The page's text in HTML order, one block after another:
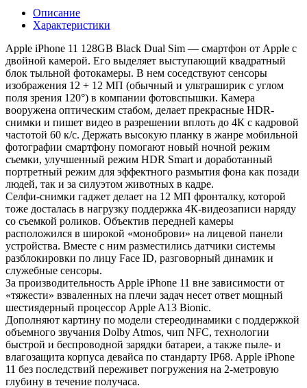
Описание
Характеристики
Apple iPhone 11 128GB Black Dual Sim — смартфон от Apple с
двойной камерой. Его выделяет выступающий квадратный
блок тыльной фотокамеры. В нем соседствуют сенсоры
изображения 12 + 12 МП (обычный и ультраширик с углом
поля зрения 120°) в компании фотовспышки. Камера
вооружена оптическим стабом, делает прекрасные HDR-
снимки и пишет видео в разрешении вплоть до 4К с кадровой
частотой 60 к/с. Держать высокую планку в жанре мобильной
фотографии смартфону помогают новый ночной режим
съемки, улучшенный режим HDR Smart и доработанный
портретный режим для эффектного размытия фона как позади
людей, так и за силуэтом животных в кадре.
Селфи-снимки гаджет делает на 12 МП фронталку, которой
тоже досталась в нагрузку поддержка 4К-видеозаписи наряду
со съемкой роликов. Объектив передней камеры
расположился в широкой «моноброви» на лицевой панели
устройства. Вместе с ним разместились датчики системы
разблокировки по лицу Face ID, разговорный динамик и
служебные сенсоры.
За производительность Apple iPhone 11 вне зависимости от
«тяжести» взваленных на плечи задач несет ответ мощный
шестиядерный процессор Apple A13 Bionic.
Дополняют картину по модели стереодинамики с поддержкой
объемного звучания Dolby Atmos, чип NFC, технологии
быстрой и беспроводной зарядки батареи, а также пыле- и
влагозащита корпуса девайса по стандарту IP68. Apple iPhone
11 без последствий переживет погружения на 2-метровую
глубину в течение получаса.